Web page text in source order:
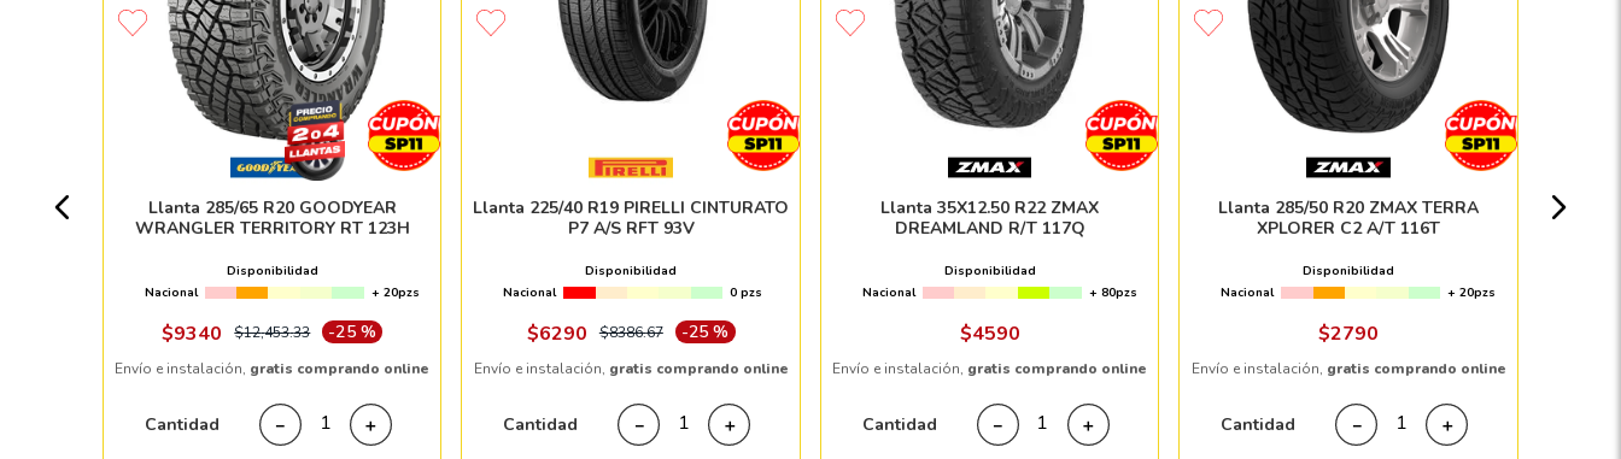
Llanta 285/65 R20 GOODYEAR
WRANGLER TERRITORY RT 123H
Disponibilidad
Nacional
+ 20pzs
$9340 $12,453.33 -25 %
Envío e instalación, gratis comprando online
Cantidad ＋
－
Llanta 225/40 R19 PIRELLI CINTURATO
P7 A/S RFT 93V
Disponibilidad
Nacional
0 pzs
$6290 $8386.67 -25 %
Envío e instalación, gratis comprando online
Cantidad ＋
－
Llanta 35X12.50 R22 ZMAX
DREAMLAND R/T 117Q
Disponibilidad
Nacional
+ 80pzs
$4590
Envío e instalación, gratis comprando online
Cantidad ＋
－
Llanta 285/50 R20 ZMAX TERRA
XPLORER C2 A/T 116T
Disponibilidad
Nacional
+ 20pzs
$2790
Envío e instalación, gratis comprando online
Cantidad ＋
－